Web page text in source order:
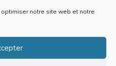
notre site web et notre